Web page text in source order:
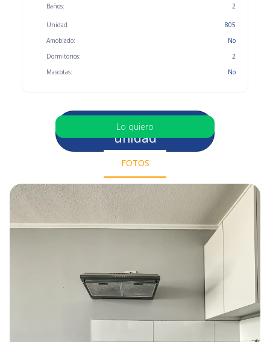
Baños:
2
Unidad
Amoblado:
Dormitorios:
Mascotas:
805
No
2
No
Selecciona otra
unidad
Lo quiero
FOTOS